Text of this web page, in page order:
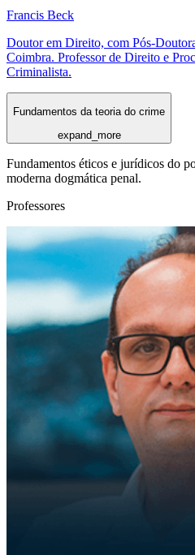
Francis Beck
Doutor em Direito, com Pós-
Coimbra. Professor de Direito e
Criminalista.
Fundamentos da teoria do crime
expand_more
Fundamentos éticos e jurídicos do
moderna dogmática penal.
Professores